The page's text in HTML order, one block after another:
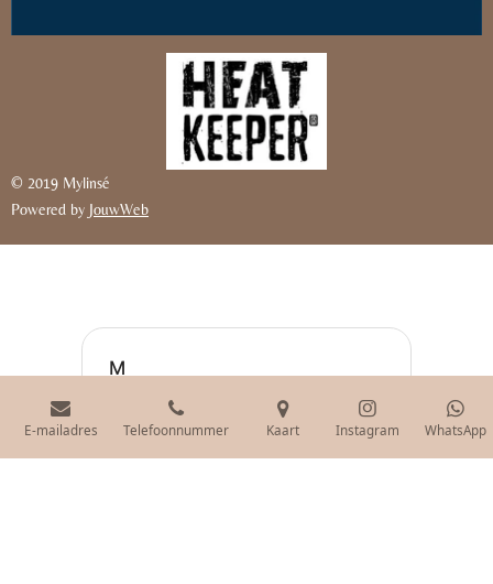
© 2019 Mylinsé
Powered by JouwWeb
E-mailadres Telefoonnummer Kaart Instagram WhatsApp